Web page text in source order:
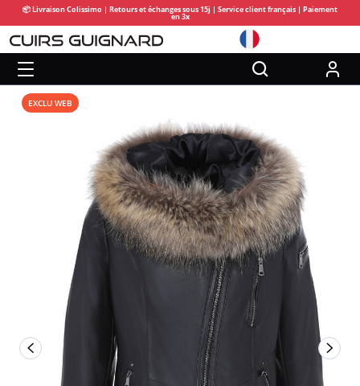
📦 Livraison Colissimo | Retours et échanges sous 15j | Service client français | Paiement
en 3x
EXCLU WEB